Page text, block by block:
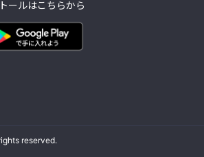
ールはこちらから
reserved.